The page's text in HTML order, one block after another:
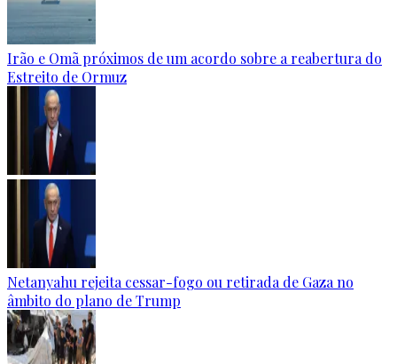
Irão e Omã próximos de um acordo sobre a reabertura do
Estreito de Ormuz
Netanyahu rejeita cessar-fogo ou retirada de Gaza no
âmbito do plano de Trump